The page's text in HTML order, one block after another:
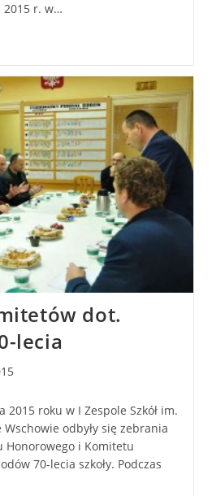
2015 r. w…
dot.
lecia
roku w I Zespole Szkół im.
Wschowie odbyły się zebrania
Honorowego i Komitetu
70-lecia szkoły. Podczas